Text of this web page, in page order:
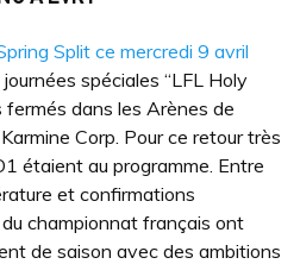
Split ce mercredi 9 avril
spéciales “LFL Holy
fermés dans les Arènes de
Corp. Pour ce retour très
étaient au programme. Entre
et confirmations
championnat français ont
de saison avec des ambitions